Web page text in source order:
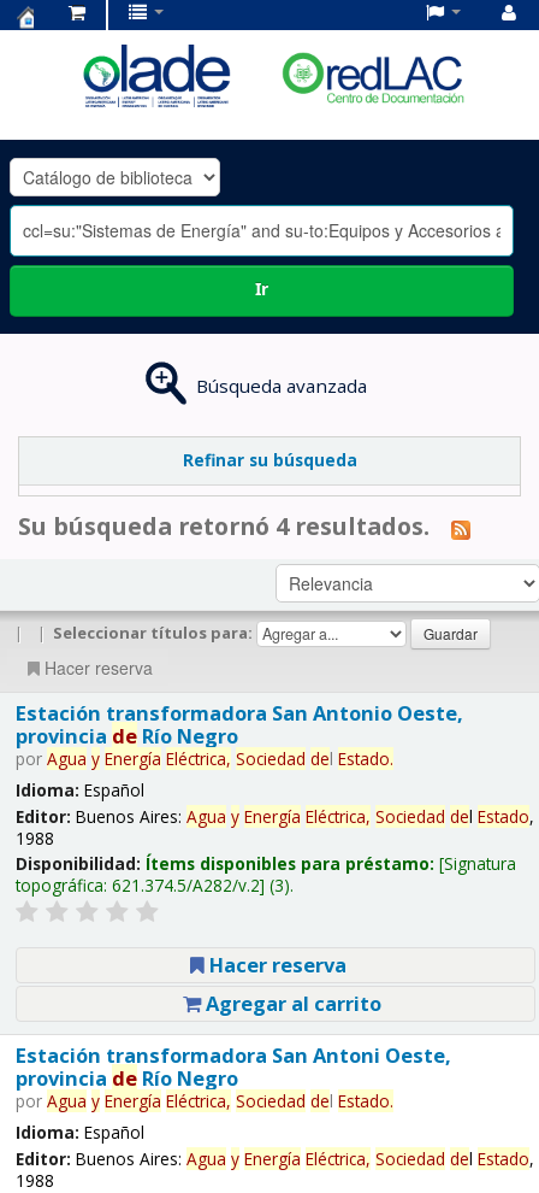
OLADE
-
Ir
Búsqueda avanzada
Refinar su búsqueda
Su búsqueda retornó 4 resultados.
| | Seleccionar títulos para:
Hacer reserva
Estación transformadora San Antonio Oeste,
provincia deRío Negro
por Agua y Energía Eléctrica, Sociedad del Estado.
Idioma: Español
Editor: Buenos Aires: Agua y Energía Eléctrica, Sociedad del Estado,
1988
Disponibilidad: Ítems disponibles para préstamo: Signatura
topográfica: 621.374.5/A282/v.2 (3).
Hacer reserva
Agregar al carrito
Estación transformadora San Antoni Oeste,
provincia deRío Negro
por Agua y Energía Eléctrica, Sociedad del Estado.
Idioma: Español
Editor: Buenos Aires: Agua y Energía Eléctrica, Sociedad del Estado,
1988